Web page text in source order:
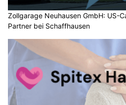
Zollgarage Neuhausen GmbH: US-
Partner bei Schaffhausen